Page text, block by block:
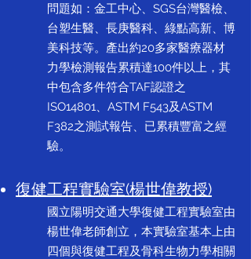
問題如：金工中心、SGS台灣醫檢、
台塑生醫、長庚醫科、綠點高新、博
美科技等。產出約20多家醫療器材
力學檢測報告累積達100件以上，其
中包含多件符合TAF認證之
ISO14801、ASTM F543及ASTM
F382之測試報告、已累積豐富之經
驗。
復健工程實驗室(楊世偉教授)
國立陽明交通大學復健工程實驗室由
楊世偉老師創立，本實驗室基本上由
四個與復健工程及骨科生物力學相關